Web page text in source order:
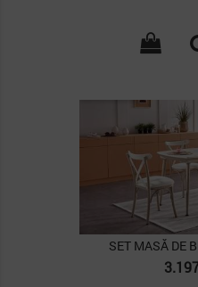
SET MASĂ DE
Pret